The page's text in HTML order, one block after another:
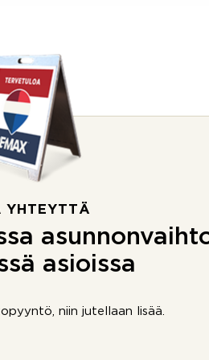
YHTEYTTÄ
asioissa
niin jutellaan lisää.